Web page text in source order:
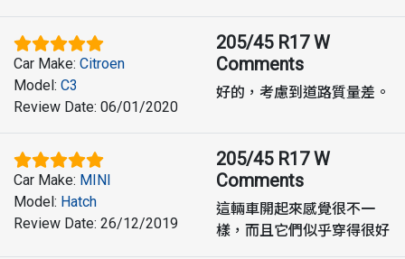
Car Make: Citroen
Model: C3
Review Date: 06/01/2020
205/45 R17 W
Comments
好的，考慮到道路質量差。
Car Make: MINI
Model: Hatch
Review Date: 26/12/2019
205/45 R17 W
Comments
這輛車開起來感覺很不一
樣，而且它們似乎穿得很好